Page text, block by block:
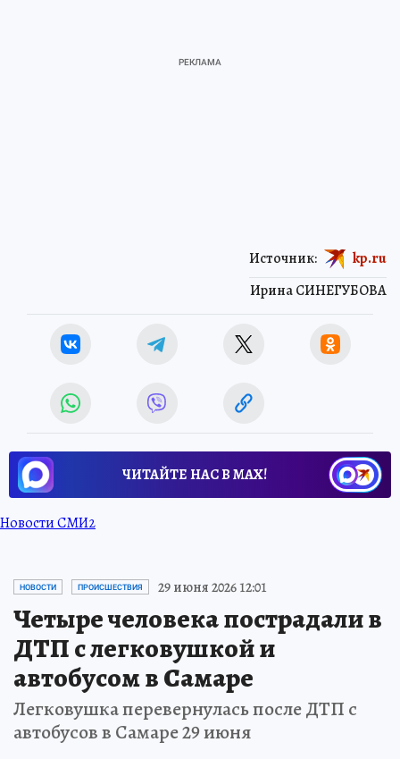
Ирина СИНЕГУБОВА
Источник: kp.ru
ЧИТАЙТЕ НАС В МАХ!
Новости СМИ2
НОВОСТИ ПРОИСШЕСТВИЯ 29 июня 2026 12:01
Четыре человека пострадали в
ДТП с легковушкой и
автобусом в Самаре
Легковушка перевернулась после ДТП с
автобусов в Самаре 29 июня